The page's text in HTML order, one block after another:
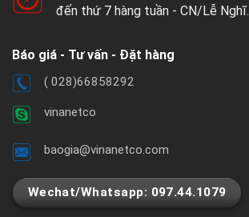
đến thứ 7 hàng tuần - CN/Lễ Nghĩ.
Báo giá - Tư vấn - Đặt hàng
( 028)66858292
vinanetco
baogia@vinanetco.com
Wechat/Whatsapp: 097.44.1079